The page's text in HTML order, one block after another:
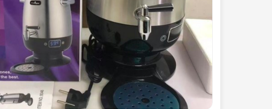
چرخ خیاطی
هود آشپزخانه